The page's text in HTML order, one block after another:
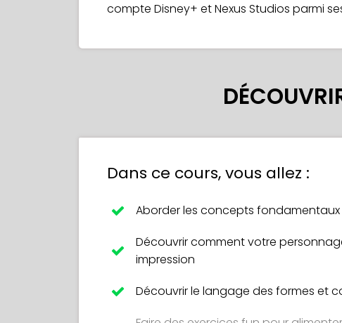
compte Disney+ et Nexus Studios parmi
Dans ce cours, vous allez :
Aborder les concepts
Découvrir comment votre
impression
Découvrir le langage des formes et